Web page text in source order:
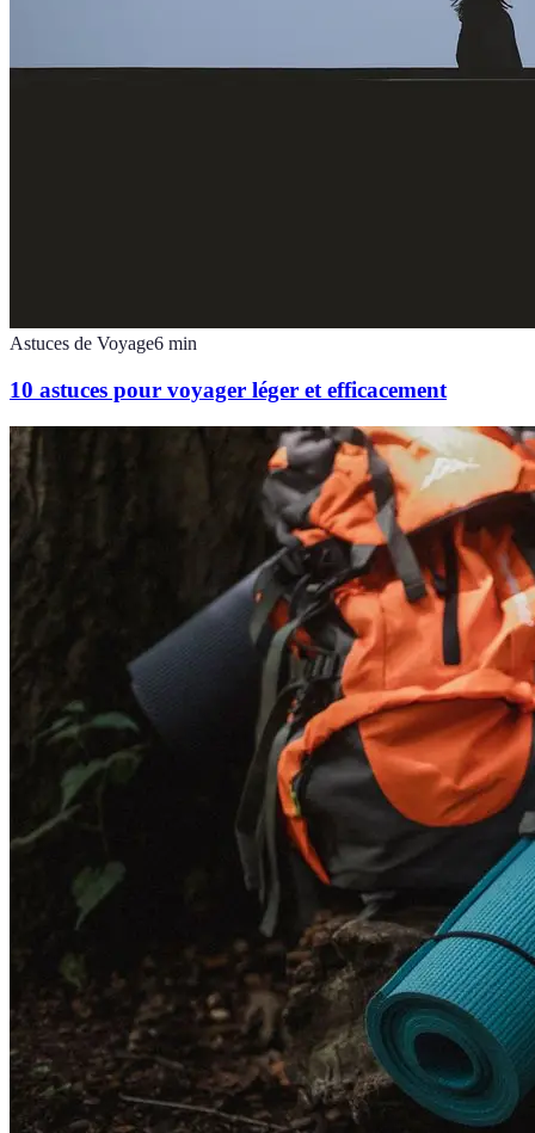
Astuces de Voyage6 min
10 astuces pour voyager léger et efficacement